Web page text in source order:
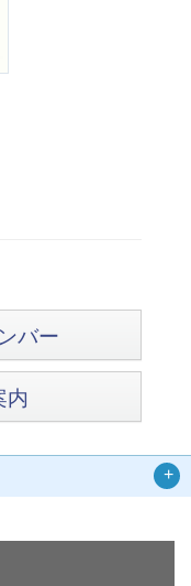
バー
内